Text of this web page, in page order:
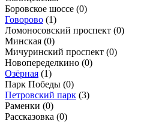
Боровское шоссе (0)
Говорово (1)
Ломоносовский проспект (0)
Минская (0)
Мичуринский проспект (0)
Новопеределкино (0)
Озёрная (1)
Парк Победы (0)
Петровский парк (3)
Раменки (0)
Рассказовка (0)